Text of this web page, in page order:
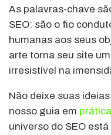
As palavras-chave
SEO: são o fio
humanas aos seus
arte torna seu site
irresistível na
Não deixe suas
nosso guia em prática
universo do SEO